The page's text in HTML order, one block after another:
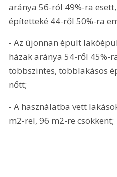
aránya 56-ról 49%-ra
építetteké 44-ről 50%-ra
- Az újonnan épült
házak aránya 54-ről 45%-
többszintes, többlakásos
nőtt;
- A használatba vett
m2-rel, 96 m2-re csökkent;